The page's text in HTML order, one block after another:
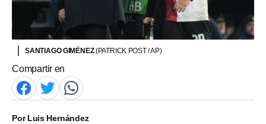
SANTIAGO GIMÉNEZ(PATRICK POST / AP)
Compartir en
PorLuis Hernández